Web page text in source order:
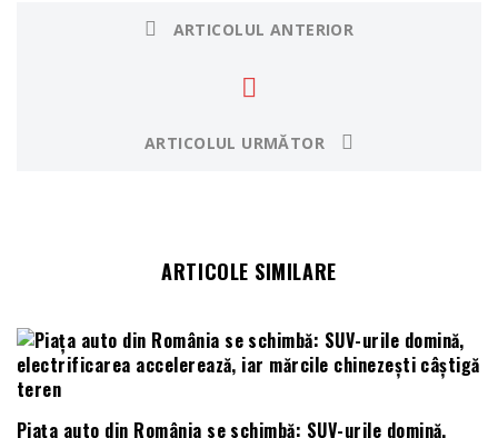
ARTICOLUL ANTERIOR
ARTICOLUL URMĂTOR
ARTICOLE SIMILARE
Piața auto din România se schimbă: SUV-urile domină,